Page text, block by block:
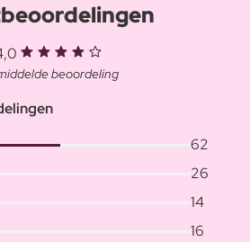
beoordeling
62
26
14
16